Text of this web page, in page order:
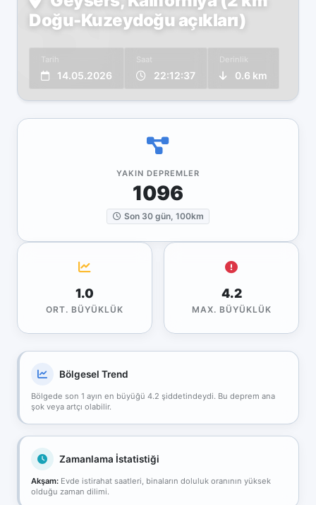
Doğu-Kuzeydoğu açıkları)
Tarih
14.05.2026
Saat
22:12:37
Derinlik
0.6 km
YAKIN DEPREMLER
1096
Son 30 gün, 100km
1.0
ORT. BÜYÜKLÜK
4.2
MAX. BÜYÜKLÜK
Bölgesel Trend
Bölgede son 1 ayın en büyüğü 4.2 şiddetindeydi. Bu deprem ana
şok veya artçı olabilir.
Zamanlama İstatistiği
Akşam: Evde istirahat saatleri, binaların doluluk oranının yüksek
olduğu zaman dilimi.